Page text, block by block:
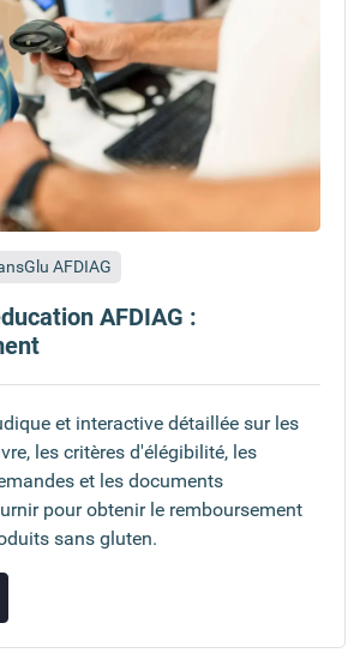
AFDIAG
AFDIAG :
et interactive détaillée sur les
les critères d'élégibilité, les
et les documents
pour obtenir le remboursement
sans gluten.